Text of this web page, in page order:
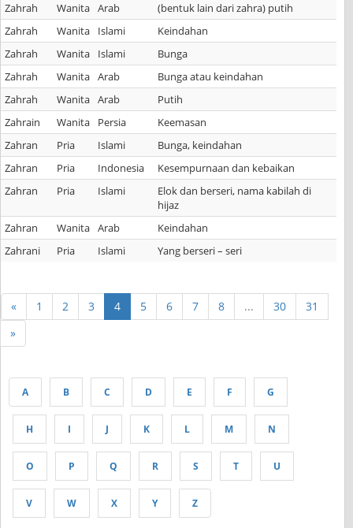
Zahrah
Wanita Arab
(bentuk lain dari zahra) putih
Zahrah
Wanita Islami
Keindahan
Zahrah
Wanita Islami
Bunga
Zahrah
Wanita Arab
Bunga atau keindahan
Zahrah
Wanita Arab
Putih
Zahrain
Wanita Persia
Keemasan
Zahran
Pria Islami
Bunga, keindahan
Zahran
Pria Indonesia
Kesempurnaan dan kebaikan
Zahran
Pria Islami
Elok dan berseri, nama kabilah di
hijaz
Zahran
Wanita Arab
Keindahan
Zahrani
Pria Islami Yang berseri – seri
« 1 2 3 4 5 6 7 8 ... 30
31
»
A B C D E F G
H I J K L M N
O P Q R S T U
V W X Y Z